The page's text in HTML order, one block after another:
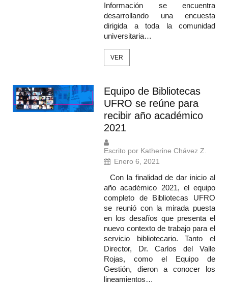
Información se encuentra
desarrollando una encuesta
dirigida a toda la comunidad
universitaria…
VER
Equipo de Bibliotecas
UFRO se reúne para
recibir año académico
2021
Escrito por Katherine Chávez Z.
Enero 6, 2021
Con la finalidad de dar inicio al
año académico 2021, el equipo
completo de Bibliotecas UFRO
se reunió con la mirada puesta
en los desafíos que presenta el
nuevo contexto de trabajo para el
servicio bibliotecario. Tanto el
Director, Dr. Carlos del Valle
Rojas, como el Equipo de
Gestión, dieron a conocer los
lineamientos…